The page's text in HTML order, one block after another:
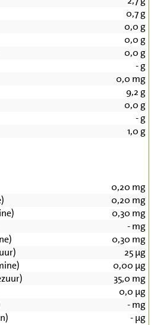
0,7g
0,0 g
0,0 g
0,0 g
-g
0,0 mg
9,2 g
0,0 g
-g
1,0 g
0,20 mg
0,20 mg
0,30 mg
-mg
0,30 mg
25µg
0,00 µg
35,0 mg
0,0 µg
-mg
-µg